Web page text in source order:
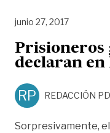
junio 27, 2017
Prisioneros
declaran en
RP REDACCIÓN
Sorpresivamente,